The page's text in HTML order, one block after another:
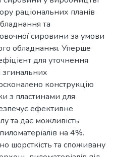
раціональних планів
та
сировини за умови
обладнання. Уперше
для уточнення
згинальних
конструкцію
з пластинами для
ефективне
та дає можливість
на 4%.
шорсткість та споживану